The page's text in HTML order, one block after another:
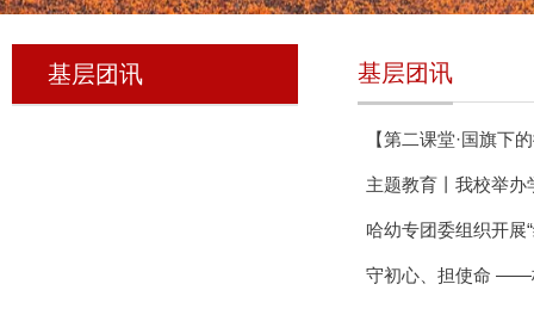
基层团讯 基层团讯
【第二课堂·国旗下
主题教育丨我校举
哈幼专团委组织开展
守初心、担使命 ——